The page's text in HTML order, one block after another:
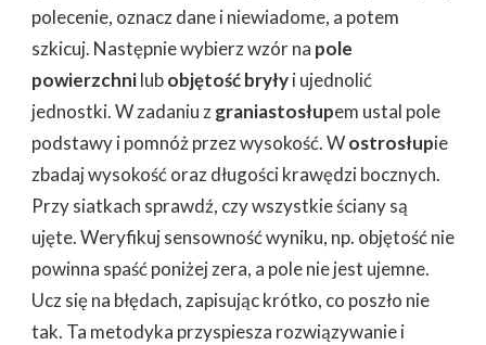
polecenie, oznacz dane i niewiadome, a potem
szkicuj. Następnie wybierz wzór na pole
powierzchnilubobjętość bryłyi ujednolić
jednostki. W zadaniu zgraniastosłupem ustal pole
podstawy i pomnóż przez wysokość. Wostrosłupie
zbadaj wysokość oraz długości krawędzi bocznych.
Przy siatkach sprawdź, czy wszystkie ściany są
ujęte. Weryfikuj sensowność wyniku, np. objętość nie
powinna spaść poniżej zera, a pole nie jest ujemne.
Ucz się na błędach, zapisując krótko, co poszło nie
tak. Ta metodyka przyspiesza rozwiązywanie i